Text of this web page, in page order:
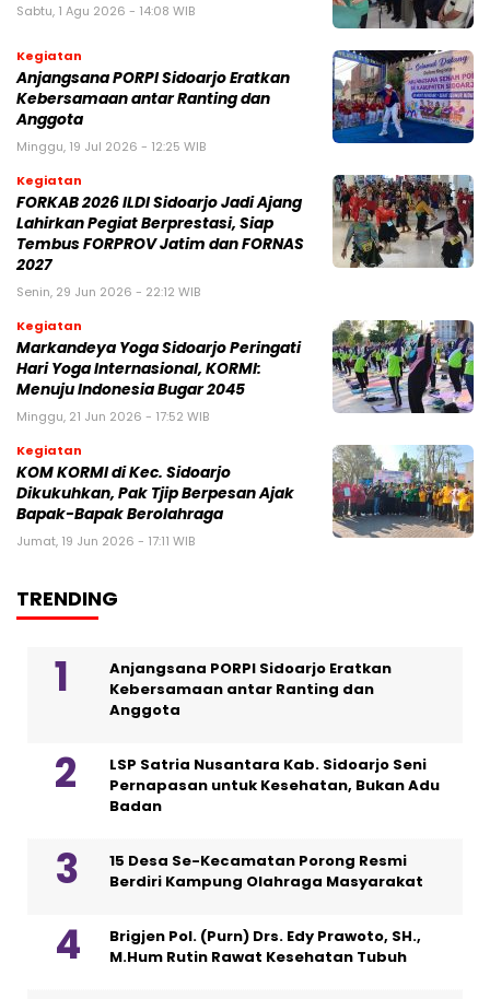
Sabtu, 1 Agu 2026 - 14:08 WIB
Kegiatan
Anjangsana PORPI Sidoarjo Eratkan
Kebersamaan antar Ranting dan
Anggota
Minggu, 19 Jul 2026 - 12:25 WIB
Kegiatan
FORKAB 2026 ILDI Sidoarjo Jadi Ajang
Lahirkan Pegiat Berprestasi, Siap
Tembus FORPROV Jatim dan FORNAS
2027
Senin, 29 Jun 2026 - 22:12 WIB
Kegiatan
Markandeya Yoga Sidoarjo Peringati
Hari Yoga Internasional, KORMI:
Menuju Indonesia Bugar 2045
Minggu, 21 Jun 2026 - 17:52 WIB
Kegiatan
KOM KORMI di Kec. Sidoarjo
Dikukuhkan, Pak Tjip Berpesan Ajak
Bapak-Bapak Berolahraga
Jumat, 19 Jun 2026 - 17:11 WIB
TRENDING
Anjangsana PORPI Sidoarjo Eratkan
Kebersamaan antar Ranting dan
Anggota
LSP Satria Nusantara Kab. Sidoarjo Seni
Pernapasan untuk Kesehatan, Bukan Adu
Badan
15 Desa Se-Kecamatan Porong Resmi
Berdiri Kampung Olahraga Masyarakat
Brigjen Pol. (Purn) Drs. Edy Prawoto, SH.,
M.Hum Rutin Rawat Kesehatan Tubuh